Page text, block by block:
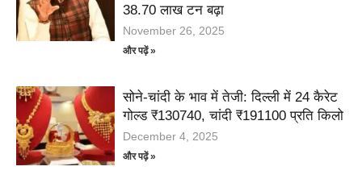
38.70 लाख टन बढ़ा
November 26, 2025
और पढ़ें »
सोने-चांदी के भाव में तेजी: दिल्ली में 24 कैरेट
गोल्ड ₹130740, चांदी ₹191100 प्रति किलो
December 4, 2025
और पढ़ें »